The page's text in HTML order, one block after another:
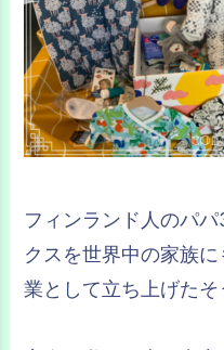
フィンランド人のパ
クスを世界中の家族
業として立ち上げたそ